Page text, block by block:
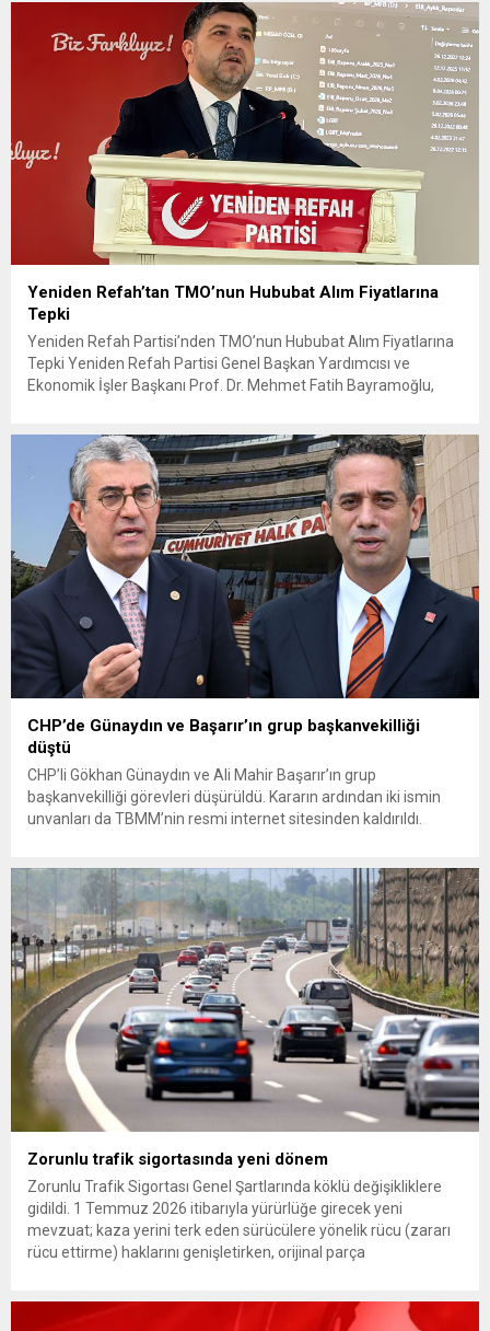
Yeniden Refah’tan TMO’nun Hububat Alım Fiyatlarına
Tepki
Yeniden Refah Partisi’nden TMO’nun Hububat Alım Fiyatlarına
Tepki Yeniden Refah Partisi Genel Başkan Yardımcısı ve
Ekonomik İşler Başkanı Prof. Dr. Mehmet Fatih Bayramoğlu,
fiyatların çiftçinin artan maliyetlerini karşılamaktan uzak
olduğunu savunarak fiyatların yeniden değerlendirilmesi
çağrısında...
CHP’de Günaydın ve Başarır’ın grup başkanvekilliği
düştü
CHP’li Gökhan Günaydın ve Ali Mahir Başarır’ın grup
başkanvekilliği görevleri düşürüldü. Kararın ardından iki ismin
unvanları da TBMM’nin resmi internet sitesinden kaldırıldı.
çıkarma cezası uygulanmak üzere Yüksek Disiplin Kurulu’na
(YDK) sevk edilen ve partideki tüm görevlerinden...
Zorunlu trafik sigortasında yeni dönem
Zorunlu Trafik Sigortası Genel Şartlarında köklü değişikliklere
gidildi. 1 Temmuz 2026 itibarıyla yürürlüğe girecek yeni
mevzuat; kaza yerini terk eden sürücülere yönelik rücu (zararı
rücu ettirme) haklarını genişletirken, orijinal parça
getiriyor. Hazine Müsteşarlığına bağlı ilgili kurumlarca...